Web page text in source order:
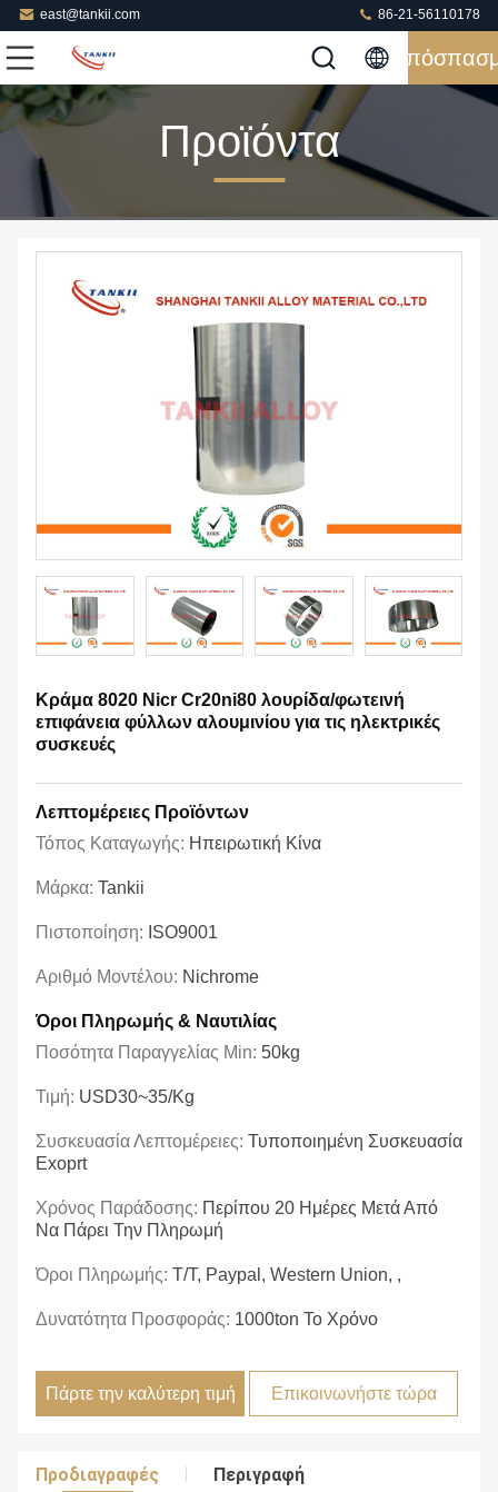
east@tankii.com 86-21-56110178
Προϊόντα
Κράμα 8020 Nicr Cr20ni80 λουρίδα/φωτεινή
επιφάνεια φύλλων αλουμινίου για τις ηλεκτρικές
συσκευές
Λεπτομέρειες Προϊόντων
Τόπος Καταγωγής: Ηπειρωτική Κίνα
Μάρκα: Tankii
Πιστοποίηση: ISO9001
Αριθμό Μοντέλου: Nichrome
Όροι Πληρωμής & Ναυτιλίας
Ποσότητα Παραγγελίας Min: 50kg
Τιμή: USD30~35/kg
Συσκευασία Λεπτομέρειες: Τυποποιημένη Συσκευασία
Exoprt
Χρόνος Παράδοσης: Περίπου 20 Ημέρες Μετά Από
Να Πάρει Την Πληρωμή
Όροι Πληρωμής: T/T, Paypal, Western Union, ,
Δυνατότητα Προσφοράς: 1000ton Το Χρόνο
Πάρτε την καλύτερη τιμή Επικοινωνήστε τώρα
Προδιαγραφές Περιγραφή